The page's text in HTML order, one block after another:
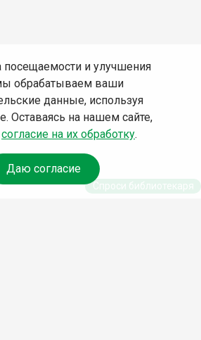
посещаемости и улучшения
обрабатываем ваши
данные, используя
Оставаясь на нашем сайте,
согласие на их обработку.
Даю согласие
Спроси библиотекаря